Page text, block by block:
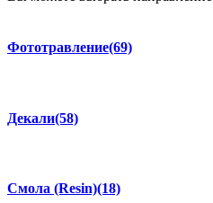
Фототравление(69)
Декали(58)
Смола (Resin)(18)